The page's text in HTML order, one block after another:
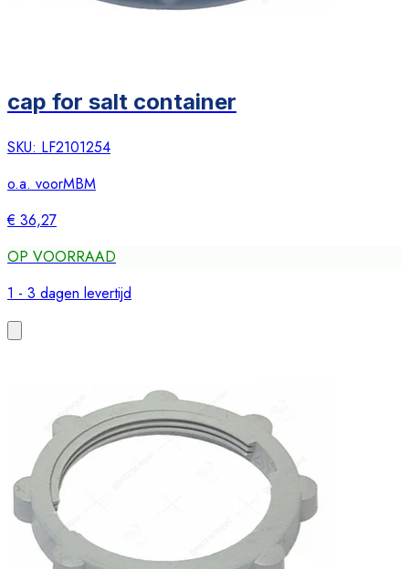
cap for salt container
SKU: LF2101254
o.a. voorMBM
€ 36,27
OP VOORRAAD
1 - 3 dagen levertijd